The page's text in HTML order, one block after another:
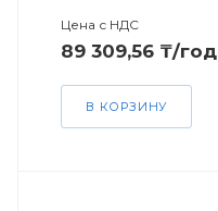
Цена с НДС
89 309,56 ₸/год
В КОРЗИНУ